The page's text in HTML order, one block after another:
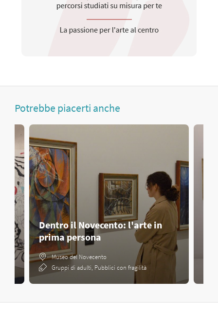
Potrebbe piacerti anche
Dentro il Novecento: l'arte in
prima persona
Museo del Novecento
Gruppi di adulti, Pubblici con fragilità